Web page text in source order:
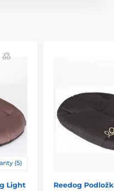
vám pomôže nasledujúca
cm.) Na výber máme
zmeniť bez
majú iba ilustratívny
kategóriách
Podložky
(5)
Light
Reedog